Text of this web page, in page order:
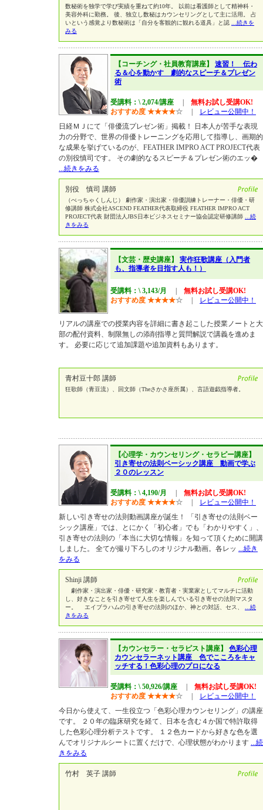
数秘術を独学で学び実績を重ねて約10年。 以前は看護師として精神科・
美容外科に勤務。 後、独立し数秘はカウンセリングとして主に活用。 占
いという感覚より数秘術は「自分を客観的に観れる道具」と認
...続きを
みる
【コーチング・社員教育講座】 速習！ 伝わ
る＆心を動かす 劇的なスピーチ＆プレゼン
術
受講料：\ 2,074/講座
無料お試し受講OK!
おすすめ度 ★★★★☆
レビュー公開中！
日経ＭＪにて「俳優流プレゼン術」掲載！ 日本人が苦手な表現
力の分野で、世界の俳優トレーニングを応用して指導し、画期的
な成果を挙げているのが、FEATHER IMPRO ACT PROJECT代表
の別役慎司です。 その劇的なるスピーチ＆プレゼン術のエッ�
...続きをみる
別役 慎司 講師
（べっちゃくしんじ） 劇作家・演出家・俳優訓練トレーナー・俳優・研
修講師 株式会社ASCEND FEATHER代表取締役 FEATHER IMPRO ACT
PROJECT代表 財団法人JBS日本ビジネスセミナー協会認定研修講師
...続
きをみる
【文芸・歴史講座】 実作狂歌講座（入門者
も、指導者を目指す人も！）
受講料：\ 3,143/月
無料お試し受講OK!
おすすめ度 ★★★★☆ レビュー公開中！
リアルの講座での授業内容を詳細に書き起こした授業ノートと大
部の配付資料、制限無しの添削指導と質問解説で講義を進めま
す。 必要に応じて追加課題や追加資料もあります。
青村豆十郎 講師
狂歌師（青豆流）、回文師（Theさかさ座所属）、言語遊戯指導者。
【心理学・カウンセリング・セラピー講座】
引き寄せの法則ベーシック講座 動画で学ぶ
２０のレッスン
受講料：\ 4,190/月
無料お試し受講OK!
おすすめ度 ★★★★☆
レビュー公開中！
新しい引き寄せの法則動画講座が誕生！ 「引き寄せの法則ベー
シック講座」では、とにかく「初心者」でも「わかりやすく」、
引き寄せの法則の「本当に大切な情報」を知って頂くために開講
しました。 全てが撮り下ろしのオリジナル動画。各レッ ...続き
をみる
Shinji 講師
劇作家・演出家・俳優・研究家・教育者・実業家としてマルチに活動
し、好きなことを引き寄せて人生を楽しんでいる引き寄せの法則マスタ
ー。 エイブラハムの引き寄せの法則のほか、神との対話、セス、
...続
きをみる
【カウンセラー・セラピスト講座】 色彩心理
カウンセラーネット講座 色でこころをキャ
ッチする！色彩心理のプロになる
受講料：\ 50,926/講座
無料お試し受講OK!
おすすめ度 ★★★★☆
レビュー公開中！
今日から使えて、一生役立つ「色彩心理カウンセリング」の講座
です。 ２０年の臨床研究を経て、日本を含む４か国で特許取得
した色彩心理分析テストです。 １２色カードから好きな色を選
んでオリジナルシートに置くだけで、心理状態がわかります ...続
きをみる
竹村 英子 講師